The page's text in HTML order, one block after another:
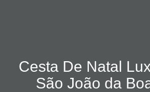
Cesta De Natal
São João da